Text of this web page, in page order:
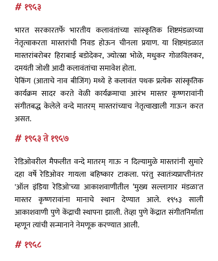
# १९५३
भारत सरकारतर्फे भारतीय कलावंतांच्या सांस्कृतिक शिष्टमंडळाच्या
नेतृत्वाकरता मास्तरांची निवड होऊन चीनला प्रयाण. या शिष्टमंडळात
मास्तरांबरोबर हिराबाई बडोदेकर, ज्योत्स्ना भोळे, मधुकर गोळविलकर,
दमयंती जोशी आदी कलावंतांचा समावेश होता.
पेकिंग (आताचे नाव बीजिंग) मध्ये हे कलावंत पथक प्रत्येक सांस्कृतिक
कार्यक्रम सादर करते वेळी कार्यक्रमाचा आरंभ मास्तर कृष्णरावांनी
संगीतबद्ध केलेले वन्दे मातरम् मास्तरांच्याच नेतृत्वाखाली गाऊन करत
असत.
# १९५३ ते १९५७
रेडिओवरील मैफलीत वन्दे मातरम् गाऊ न दिल्यामुळे मास्तरांनी सुमारे
दहा वर्षे रेडिओवर गायला बहिष्कार टाकला. परंतु स्वातंत्र्यप्राप्तीनंतर
'ऑल इंडिया रेडिओ'च्या आकाशवाणीतील ‘मुख्य सल्लागार मंडळा'त
मास्तर कृष्णरावांना मानाचे स्थान देण्यात आले. १९५३ साली
आकाशवाणी पुणे केंद्राची स्थापना झाली. तेव्हा पुणे केंद्रात संगीतनिर्माता
म्हणून त्यांची सन्मानाने नेमणूक करण्यात आली.
# १९५८